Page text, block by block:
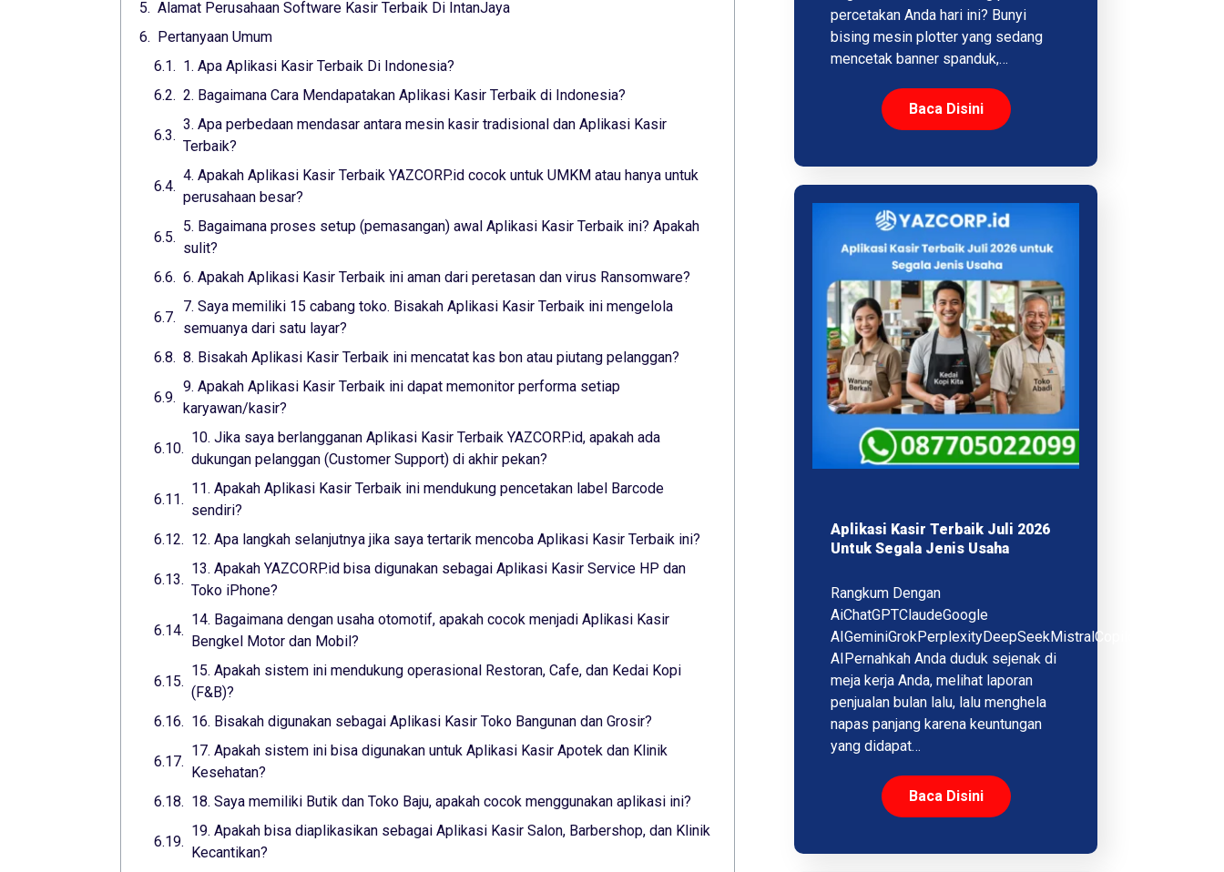
Alamat Perusahaan Software Kasir Terbaik Di IntanJaya
Pertanyaan Umum
1. Apa Aplikasi Kasir Terbaik Di Indonesia?
2. Bagaimana Cara Mendapatakan Aplikasi Kasir Terbaik di Indonesia?
3. Apa perbedaan mendasar antara mesin kasir tradisional dan Aplikasi Kasir
Terbaik?
4. Apakah Aplikasi Kasir Terbaik YAZCORP.id cocok untuk UMKM atau hanya untuk
perusahaan besar?
5. Bagaimana proses setup (pemasangan) awal Aplikasi Kasir Terbaik ini? Apakah
sulit?
6. Apakah Aplikasi Kasir Terbaik ini aman dari peretasan dan virus Ransomware?
7. Saya memiliki 15 cabang toko. Bisakah Aplikasi Kasir Terbaik ini mengelola
semuanya dari satu layar?
8. Bisakah Aplikasi Kasir Terbaik ini mencatat kas bon atau piutang pelanggan?
9. Apakah Aplikasi Kasir Terbaik ini dapat memonitor performa setiap
karyawan/kasir?
10. Jika saya berlangganan Aplikasi Kasir Terbaik YAZCORP.id, apakah ada
dukungan pelanggan (Customer Support) di akhir pekan?
11. Apakah Aplikasi Kasir Terbaik ini mendukung pencetakan label Barcode
sendiri?
12. Apa langkah selanjutnya jika saya tertarik mencoba Aplikasi Kasir Terbaik ini?
13. Apakah YAZCORP.id bisa digunakan sebagai Aplikasi Kasir Service HP dan
Toko iPhone?
14. Bagaimana dengan usaha otomotif, apakah cocok menjadi Aplikasi Kasir
Bengkel Motor dan Mobil?
15. Apakah sistem ini mendukung operasional Restoran, Cafe, dan Kedai Kopi
(F&B)?
16. Bisakah digunakan sebagai Aplikasi Kasir Toko Bangunan dan Grosir?
17. Apakah sistem ini bisa digunakan untuk Aplikasi Kasir Apotek dan Klinik
Kesehatan?
18. Saya memiliki Butik dan Toko Baju, apakah cocok menggunakan aplikasi ini?
19. Apakah bisa diaplikasikan sebagai Aplikasi Kasir Salon, Barbershop, dan Klinik
Kecantikan?
percetakan Anda hari ini? Bunyi
bising mesin plotter yang sedang
mencetak banner spanduk,…
Baca Disini
Aplikasi Kasir Terbaik Juli 2026
Untuk Segala Jenis Usaha
Rangkum Dengan
AiChatGPTClaudeGoogle
AIGeminiGrokPerplexityDeepSeekMistralCopilotQwenMeta
AIPernahkah Anda duduk sejenak di
meja kerja Anda, melihat laporan
penjualan bulan lalu, lalu menghela
napas panjang karena keuntungan
yang didapat…
Baca Disini